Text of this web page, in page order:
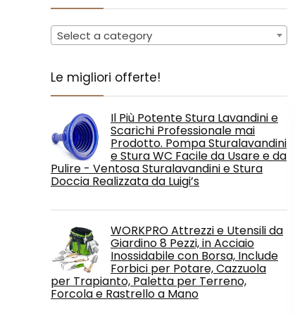
Select a category
Le migliori offerte!
Il Più Potente Stura Lavandini e
Scarichi Professionale mai
Prodotto. Pompa Sturalavandini
e Stura WC Facile da Usare e da
Pulire - Ventosa Sturalavandini e Stura
Doccia Realizzata da Luigi’s
WORKPRO Attrezzi e Utensili da
Giardino 8 Pezzi, in Acciaio
Inossidabile con Borsa, Include
Forbici per Potare, Cazzuola
per Trapianto, Paletta per Terreno,
Forcola e Rastrello a Mano